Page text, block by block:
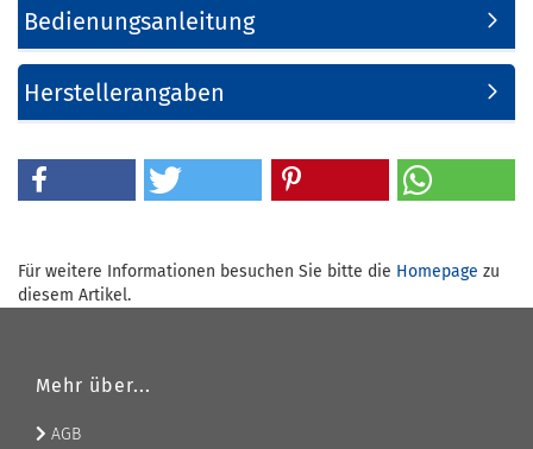
Bedienungsanleitung
Herstellerangaben
Für weitere Informationen besuchen Sie bitte die Homepage zu
diesem Artikel.
Mehr über...
AGB